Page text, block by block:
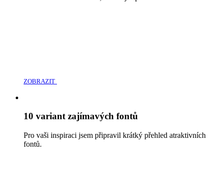
ZOBRAZIT
10 variant zajímavých fontů
Pro vaši inspiraci jsem připravil krátký přehled atraktivních
fontů.